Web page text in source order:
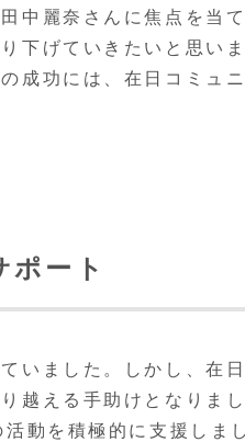
中麗奈さんに焦点を当て
下げていきたいと思いま
成功には、在日コミュ
ポート
いました。しかし、在日
越える手助けとなりまし
動を積極的に支援しまし